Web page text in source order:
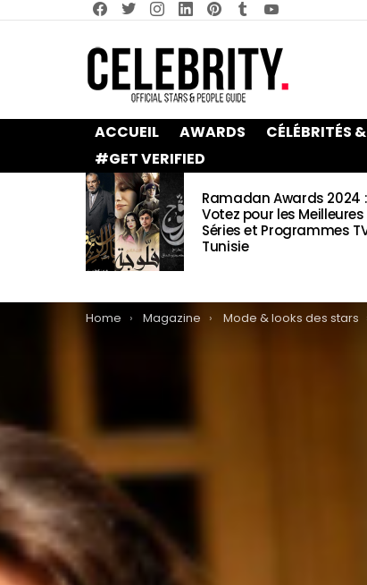
ACCUEIL AWARDS CÉLÉBRITÉS
#GET VERIFIED
LATEST
STORIES
Ramadan Awards 2024 :
Votez pour les Meilleures
Séries et Programmes
Tunisie
You are here:
Home Magazine Mode & looks des stars